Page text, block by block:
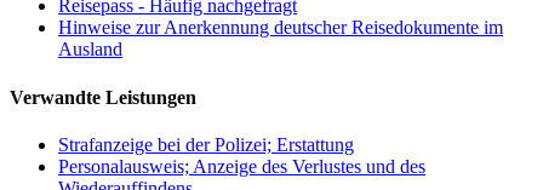
Reisepass - Häufig nachgefragt
Hinweise zur Anerkennung deutscher Reisedokumente im
Ausland
Verwandte Leistungen
Strafanzeige bei der Polizei; Erstattung
Personalausweis; Anzeige des Verlustes und des